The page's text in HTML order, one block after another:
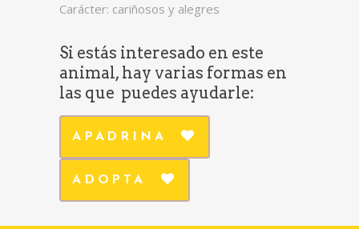
Carácter: cariñosos y alegres
Si estás interesado en este
animal, hay varias formas en
las que puedes ayudarle:
APADRINA
ADOPTA